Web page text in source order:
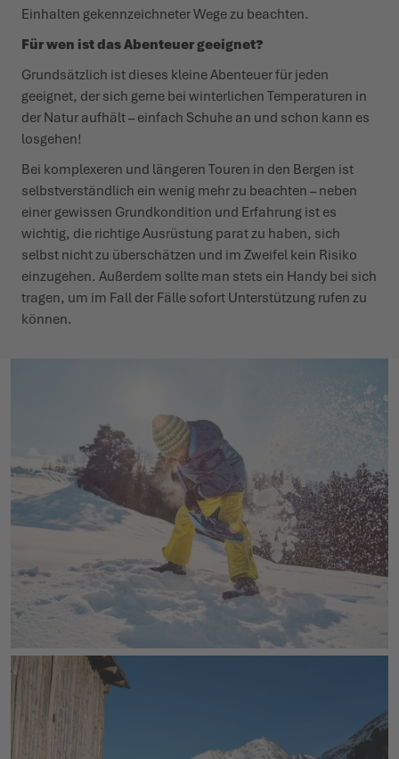
Einhalten gekenn­zeichneter Wege zu beachten.
Für wen ist das Abenteuer geeignet?
Grund­sätzlich ist dieses kleine Abenteuer für jeden
geeignet, der sich gerne bei winter­lichen Tempe­raturen in
der Natur aufhält – einfach Schuhe an und schon kann es
losgehen!
Bei komplexeren und längeren Touren in den Bergen ist
selbst­ver­ständlich ein wenig mehr zu beachten – neben
einer gewissen Grund­kon­dition und Erfahrung ist es
wichtig, die richtige Ausrüstung parat zu haben, sich
selbst nicht zu über­schätzen und im Zweifel kein Risiko
einzugehen. Außerdem sollte man stets ein Handy bei sich
tragen, um im Fall der Fälle sofort Unter­stützung rufen zu
können.